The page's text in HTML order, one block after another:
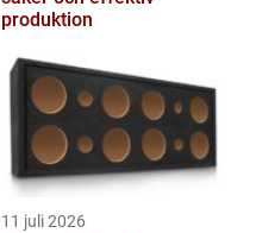
produktion
11 juli 2026